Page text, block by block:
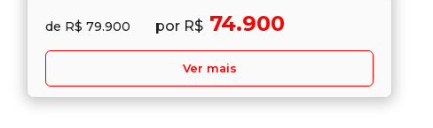
de R$ 79.900 por R$ 74.900
Ver mais